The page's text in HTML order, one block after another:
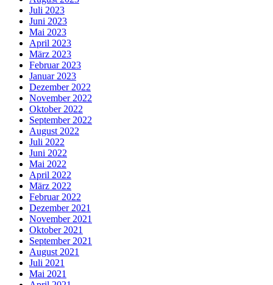
Juli 2023
Juni 2023
Mai 2023
April 2023
März 2023
Februar 2023
Januar 2023
Dezember 2022
November 2022
Oktober 2022
September 2022
August 2022
Juli 2022
Juni 2022
Mai 2022
April 2022
März 2022
Februar 2022
Dezember 2021
November 2021
Oktober 2021
September 2021
August 2021
Juli 2021
Mai 2021